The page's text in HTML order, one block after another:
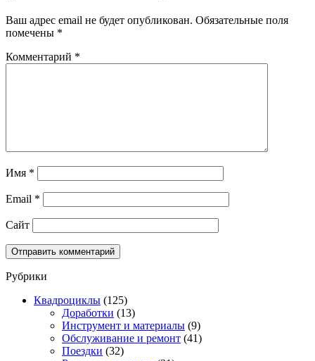
Ваш адрес email не будет опубликован. Обязательные поля
помечены *
Комментарий *
Имя *
Email *
Сайт
Рубрики
Квадроциклы (125)
Доработки (13)
Инструмент и материалы (9)
Обслуживание и ремонт (41)
Поездки (32)